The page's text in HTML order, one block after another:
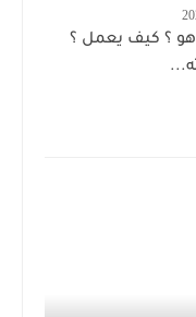
هو ؟ كيف يعمل ؟